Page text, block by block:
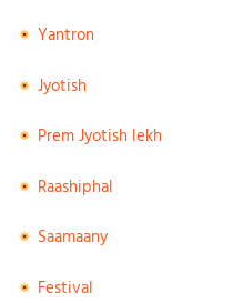
Yantron
Jyotish
Prem Jyotish lekh
Raashiphal
Saamaany
Festival